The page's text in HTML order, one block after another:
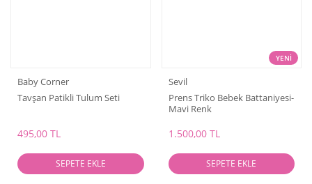
Baby Corner
Tavşan Patikli Tulum Seti
495,00 TL
SEPETE EKLE
YENİ
Sevil
Prens Triko Bebek Battaniyesi-
Mavi Renk
1.500,00 TL
SEPETE EKLE